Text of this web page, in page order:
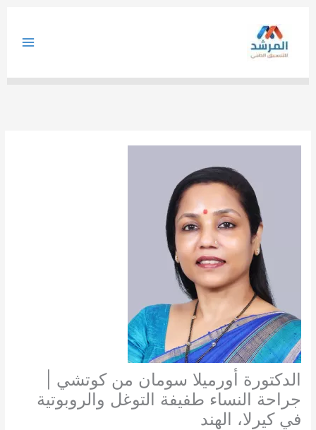
الدكتورة أورميلا سومان من كوتشي |
جراحة النساء طفيفة التوغل والروبوتية
في كيرلا، الهند